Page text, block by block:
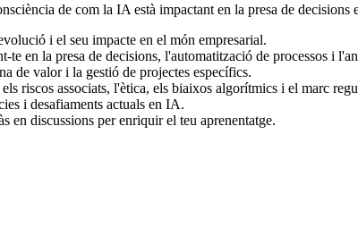
de com la IA està impactant en la presa de decisions
i el seu impacte en el món empresarial.
te en la presa de decisions, l'automatització de processos i
de valor i la gestió de projectes específics.
els riscos associats, l'ètica, els biaixos algorítmics i el marc
i desafiaments actuals en IA.
en discussions per enriquir el teu aprenentatge.